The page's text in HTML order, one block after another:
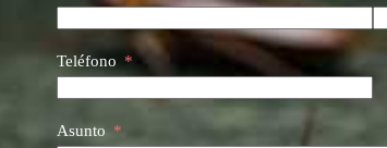
Teléfono
Asunto